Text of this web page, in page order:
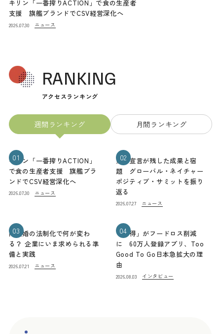
キリン「一番搾りACTION」で食の生産者
支援 旗艦ブランドでCSV経営深化へ
2026.07.30 ニュース
RANKING
アクセスランキング
週間ランキング 月間ランキング
01
キリン「一番搾りACTION」
で食の生産者支援 旗艦ブラ
ンドでCSV経営深化へ
2026.07.30 ニュース
02
熊本宣言が残した成果と宿
題 グローバル・ネイチャー
ポジティブ・サミットを振り
返る
2026.07.27 ニュース
03
同性婚の法制化で何が変わ
る？ 企業にいま求められる準
備と実践
2026.07.21 ニュース
04
「お得」がフードロス削減
に 60万人登録アプリ、Too
Good To Go日本急拡大の理
由
2026.08.03 インタビュー